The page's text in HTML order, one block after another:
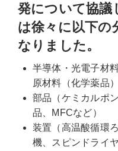
発について協議
は徐々に以下の
なりました。
半導体・光電子材
原材料（化学薬品）
部品（ケミカルポ
品、MFCなど）
装置（高温酸循環
機、スピンドライ